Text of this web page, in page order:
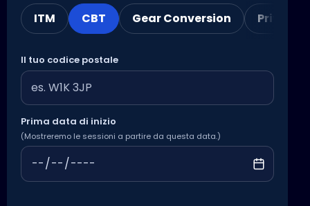
ITM CBT Gear Conversion Private
Il tuo codice postale
Prima data di inizio
(Mostreremo le sessioni a partire da questa data.)